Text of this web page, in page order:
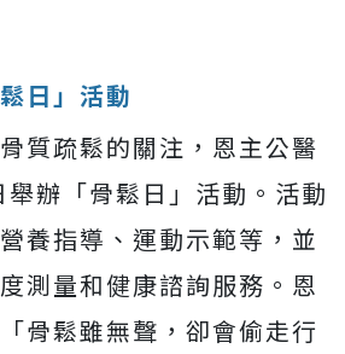
日」活動
質疏鬆的關注，恩主公醫
辦「骨鬆日」活動。活動
養指導、運動示範等，並
測量和健康諮詢服務。恩
骨鬆雖無聲，卻會偷走行